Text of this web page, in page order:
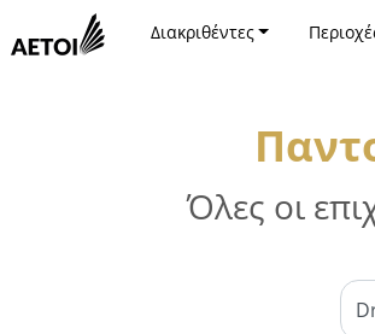
Διακριθέντες
Όλες οι